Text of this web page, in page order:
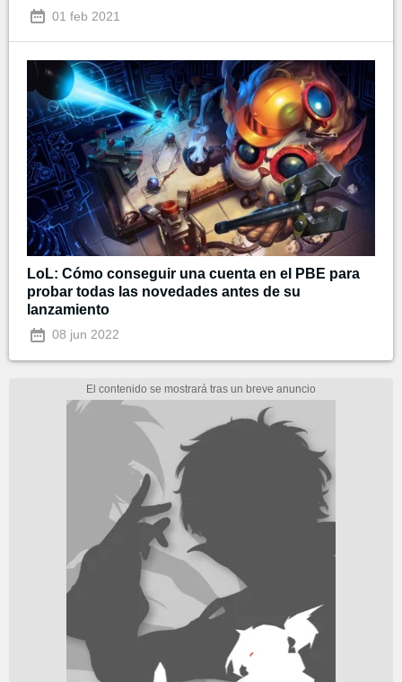
01 feb 2021
LoL: Cómo conseguir una cuenta en el PBE para
probar todas las novedades antes de su
lanzamiento
08 jun 2022